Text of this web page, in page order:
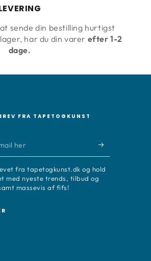
sende din bestilling hurtigst
har du din varer efter 1-2
dage.
FRA TAPETOGKUNST
fra tapetogkunst.dk og hold
med nyeste trends, tilbud og
massevis af fifs!